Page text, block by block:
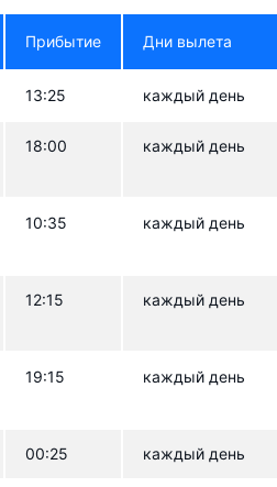
Прибытие Дни вылета
13:25 каждый день
18:00 каждый день
10:35 каждый день
12:15 каждый день
19:15 каждый день
00:25 каждый день